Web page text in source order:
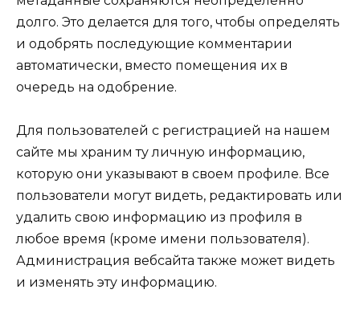
долго. Это делается для того, чтобы определять
и одобрять последующие комментарии
автоматически, вместо помещения их в
очередь на одобрение.
Для пользователей с регистрацией на нашем
сайте мы храним ту личную информацию,
которую они указывают в своем профиле. Все
пользователи могут видеть, редактировать или
удалить свою информацию из профиля в
любое время (кроме имени пользователя).
Администрация вебсайта также может видеть
и изменять эту информацию.